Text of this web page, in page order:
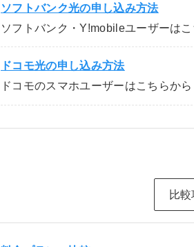
ソフトバンク光の申し込み方法
ソフトバンク・Y!mobileユーザーは
ドコモ光の申し込み方法
ドコモのスマホユーザーはこちらから
比